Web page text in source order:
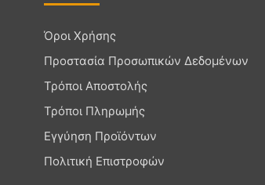
Όροι Χρήσης
Προστασία Προσωπικών Δεδομένων
Τρόποι Αποστολής
Τρόποι Πληρωμής
Εγγύηση Προϊόντων
Πολιτική Επιστροφών